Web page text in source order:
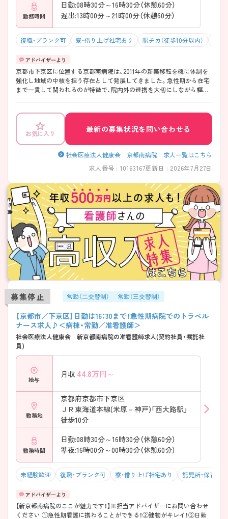
勤務時間
日勤:08時30分～16時30分（休憩60分）
遅出:13時00分～21時00分（休憩60分）
復職・ブランク可 寮・借り上げ社宅あり 駅チカ（徒歩10分以内）
京都市下京区に位置する京都南病院は、2011年の新築移転を機に体制を
強化し地域の中核を担う存在として発展してきました。急性期から在宅
まで一貫して関われるのが特徴で、院内外の連携を大切にしながら幅広
や段階的な育成で経験に不安がある方も安心してスタートしやすい職場
――――――――――――――― 無理なく続けやすい勤務環境が魅力
です。 ・「週35時間勤務」で体力的にも安心 ・終業は16時30分と早め ・有給
取得率も高く計画的にお休み可能 → プライベートとの両立を大切にで
――――――――――――――― 一人ひとりに寄り添った教育環境で
す。 ・既卒者にもプリセプターを配置 ・教育専任の担当者が在籍 ・クリニ
カルラダーで段階的に成長可能 → 経験に関係なく安心して学べます
――――――――――――――― ■ 幅広い医療を経験できる♪
――――――――――――――― 多様なフィールドでスキルアップが
可能です。 ・急性期～在宅まで一貫して関われる ・外来・入院・在宅の機
能を併せ持つ ・地域連携に深く関わる環境 → 幅広い視点を持った看護
師を目指せます ――――――――――――――― ■ 専門性も着実に深
められる ――――――――――――――― スキルアップの機会もしっ
かり整っています。 ・褥瘡ケアなどの勉強会あり ・認定看護師が在籍 ・学
会参加など外部研修も充実 → 実践＋学びの両立が叶います
お気に入り 最新の募集状況を問い合わせる
社会医療法人健康会 京都南病院 求人一覧はこちら
求人番号 : 10163167更新日 : 2026年7月27日
募集停止 常勤（二交替制） 常勤（三交替制）
【京都市／下京区】日勤は16：30まで！急性期病院でのトラベル
ナース求人♪＜病棟・常勤／准看護師＞
社会医療法人健康会 新京都南病院の准看護師求人(契約社員・嘱託社
員)
給与
月収 44.8万円～
勤務地
京都府京都市下京区
ＪＲ東海道本線(米原－神戸)「西大路駅」
徒歩10分
勤務時間
日勤:08時30分～16時30分（休憩60分）
準夜:16時00分～00時30分（休憩60分）
未経験歓迎 復職・ブランク可 寮・借り上げ社宅あり 託児所・保育支
【新京都南病院のここが魅力です！】※担当アドバイザーにお問い合わせ
ください ①急性期看護に携わることができる！②建物がキレイ！③日勤